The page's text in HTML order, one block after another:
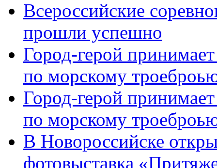
Всероссийские
прошли успешно
Город-герой
по морскому
Город-герой
по морскому
В Новороссийске
фотовыставка